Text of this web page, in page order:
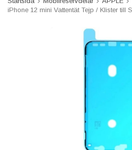
iPhone 12 mini Vattentät Tejp / Klister till